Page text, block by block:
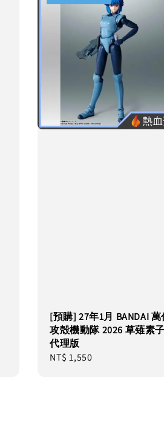
[預購] 27年1月 BANDAI 萬
攻殻機動隊 2026 草薙素
代理版
Regular
NT$ 1,550